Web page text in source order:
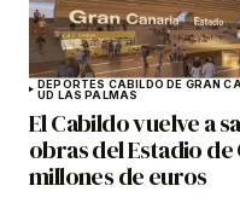
DEPORTES CABILDO DE GRAN
UD LAS PALMAS
El Cabildo vuelve a
obras del Estadio
millones de euros